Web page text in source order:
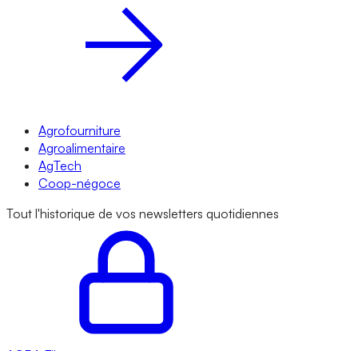
Agrofourniture
Agroalimentaire
AgTech
Coop-négoce
Tout l'historique de vos newsletters quotidiennes